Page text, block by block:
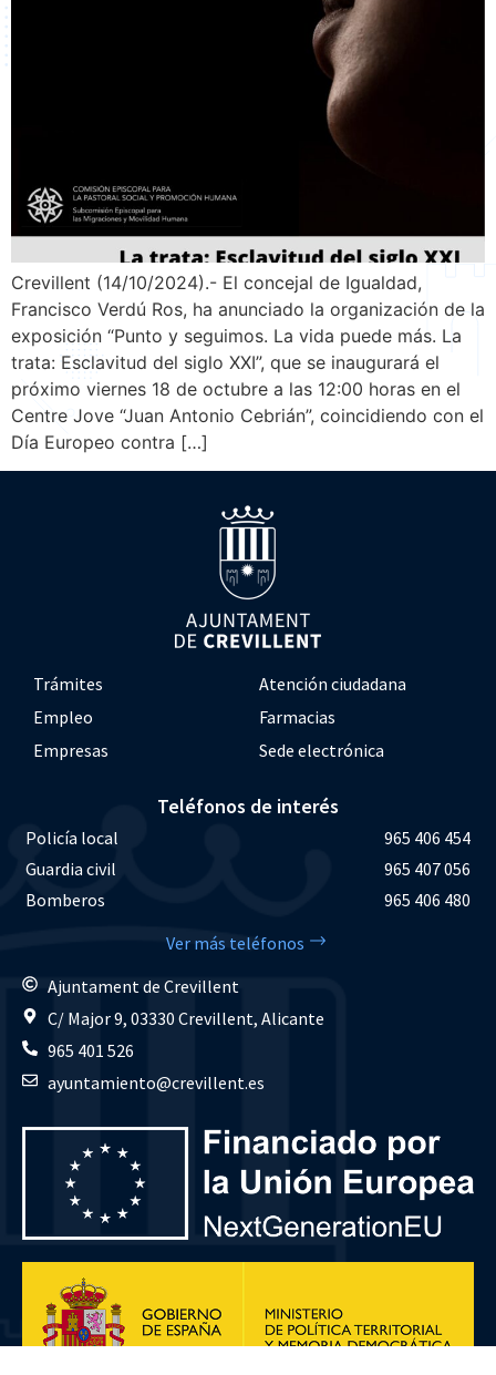
Crevillent (14/10/2024).- El concejal de Igualdad,
Francisco Verdú Ros, ha anunciado la organización de la
exposición “Punto y seguimos. La vida puede más. La
trata: Esclavitud del siglo XXI”, que se inaugurará el
próximo viernes 18 de octubre a las 12:00 horas en el
Centre Jove “Juan Antonio Cebrián”, coincidiendo con el
Día Europeo contra […]
Trámites
Atención ciudadana
Empleo
Farmacias
Empresas
Sede electrónica
Teléfonos de interés
Policía local
965 406 454
Guardia civil
965 407 056
Bomberos
965 406 480
Ver más teléfonos
Ajuntament de Crevillent
C/ Major 9, 03330 Crevillent, Alicante
965 401 526
ayuntamiento@crevillent.es